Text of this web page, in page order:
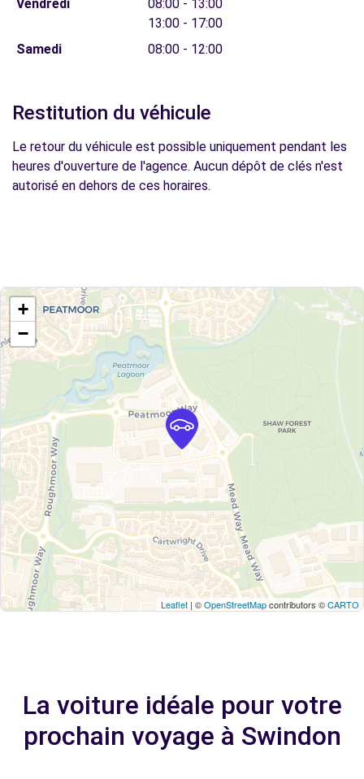
Vendredi
08:00 - 13:00
13:00 - 17:00
Samedi
08:00 - 12:00
Restitution du véhicule
Le retour du véhicule est possible uniquement pendant les
heures d'ouverture de l'agence. Aucun dépôt de clés n'est
autorisé en dehors de ces horaires.
+
−
Leaflet | ©OpenStreetMapcontributors ©CARTO
La voiture idéale pour votre
prochain voyage à Swindon